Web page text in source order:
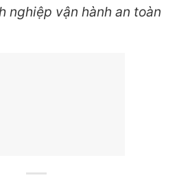
nghiệp vận hành an toàn